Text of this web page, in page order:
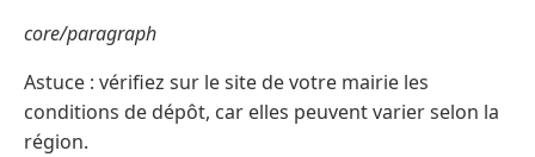
core/paragraph
Astuce : vérifiez sur le site de votre mairie les
conditions de dépôt, car elles peuvent varier selon la
région.